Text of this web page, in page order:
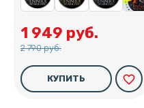
1 949 руб.
2 790 руб.
КУПИТЬ favorite_border